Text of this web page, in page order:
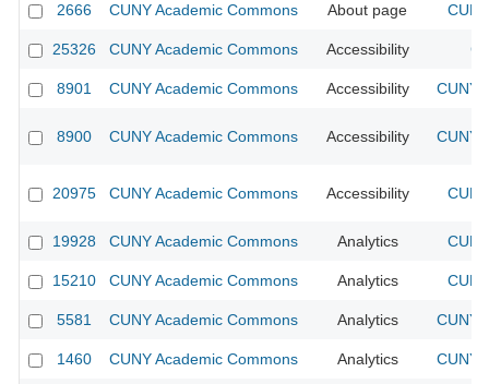
2666 CUNY Academic Commons About page
25326 CUNY Academic Commons Accessibility
8901 CUNY Academic Commons Accessibility CUNY
8900 CUNY Academic Commons Accessibility CUNY
20975 CUNY Academic Commons Accessibility
19928 CUNY Academic Commons Analytics
15210 CUNY Academic Commons Analytics
5581 CUNY Academic Commons Analytics CUNY
1460 CUNY Academic Commons Analytics CUNY